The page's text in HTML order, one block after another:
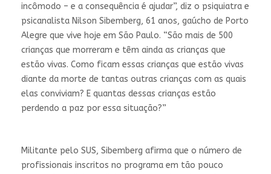
incômodo – e a consequência é ajudar”, diz o psiquiatra e
psicanalista Nilson Sibemberg, 61 anos, gaúcho de Porto
Alegre que vive hoje em São Paulo. “São mais de 500
crianças que morreram e têm ainda as crianças que
estão vivas. Como ficam essas crianças que estão vivas
diante da morte de tantas outras crianças com as quais
elas conviviam? E quantas dessas crianças estão
perdendo a paz por essa situação?”
Militante pelo SUS, Sibemberg afirma que o número de
profissionais inscritos no programa em tão pouco